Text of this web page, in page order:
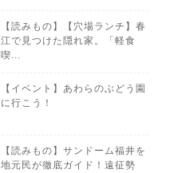
【読みもの】【穴場ランチ】春
江で見つけた隠れ家。「軽食
喫...
【イベント】あわらのぶどう園
に行こう！
【読みもの】サンドーム福井を
地元民が徹底ガイド！遠征勢